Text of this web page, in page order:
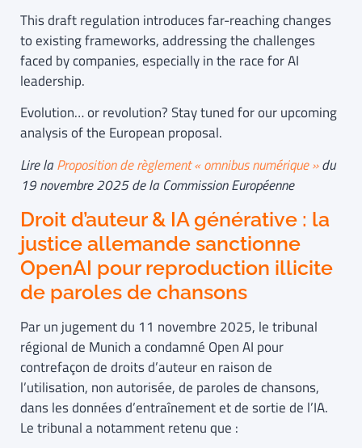
This draft regulation introduces far-reaching changes
to existing frameworks, addressing the challenges
faced by companies, especially in the race for AI
leadership.
Evolution… or revolution? Stay tuned for our upcoming
analysis of the European proposal.
Lire laProposition de règlement « omnibus numérique »du
19 novembre 2025de la Commission Européenne
Droit d’auteur & IA générative : la
justice allemande sanctionne
OpenAI pour reproduction illicite
de paroles de chansons
Par un jugement du 11 novembre 2025, le tribunal
régional de Munich a condamné Open AI pour
contrefaçon de droits d’auteur en raison de
l’utilisation, non autorisée, de paroles de chansons,
dans les données d’entraînement et de sortie de l’IA.
Le tribunal a notamment retenu que :